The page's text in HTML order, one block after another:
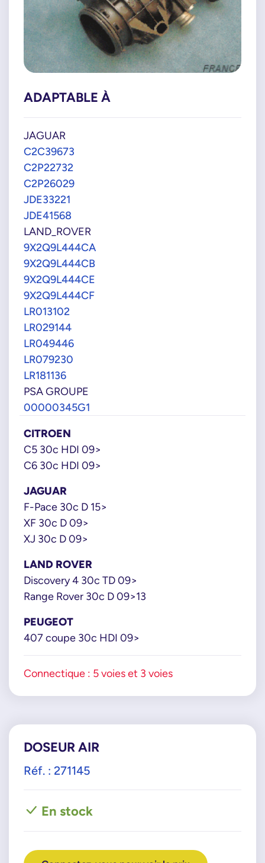
ADAPTABLE À
JAGUAR
C2C39673
C2P22732
C2P26029
JDE33221
JDE41568
LAND_ROVER
9X2Q9L444CA
9X2Q9L444CB
9X2Q9L444CE
9X2Q9L444CF
LR013102
LR029144
LR049446
LR079230
LR181136
PSA GROUPE
00000345G1
CITROEN
C5 30c HDI 09>
C6 30c HDI 09>
JAGUAR
F-Pace 30c D 15>
XF 30c D 09>
XJ 30c D 09>
LAND ROVER
Discovery 4 30c TD 09>
Range Rover 30c D 09>13
PEUGEOT
407 coupe 30c HDI 09>
Connectique : 5 voies et 3 voies
DOSEUR AIR
Réf. : 271145
En stock